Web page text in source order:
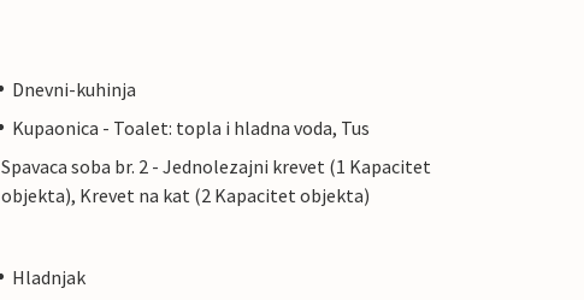
Dnevni-kuhinja
Kupaonica - Toalet: topla i hladna voda, Tus
Spavaca soba br. 2 - Jednolezajni krevet (1 Kapacitet
objekta), Krevet na kat (2 Kapacitet objekta)
Hladnjak